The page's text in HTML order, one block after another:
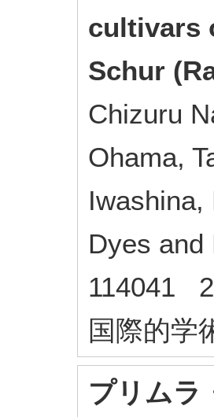
cultivars
Schur
Chizuru
Ohama,
Iwashina,
Dyes
114041
国際的学
プリムラ